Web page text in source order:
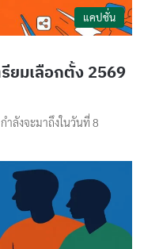
แคปชั่น
ยมเลือกตั้ง 2569
ลังจะมาถึงในวันที่ 8